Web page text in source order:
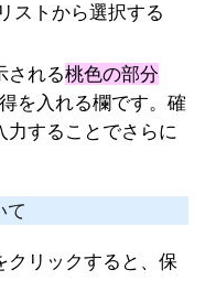
ストから選択する
される桃色の部分
を入れる欄です。確
力することでさらに
て
クリックすると、保